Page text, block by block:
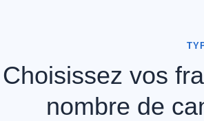
Choisissez vos
nombre de